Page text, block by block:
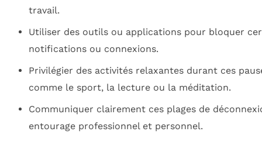
travail.
Utiliser des outils ou applications pour bloquer
notifications ou connexions.
Privilégier des activités relaxantes durant ces
comme le sport, la lecture ou la méditation.
Communiquer clairement ces plages de
entourage professionnel et personnel.